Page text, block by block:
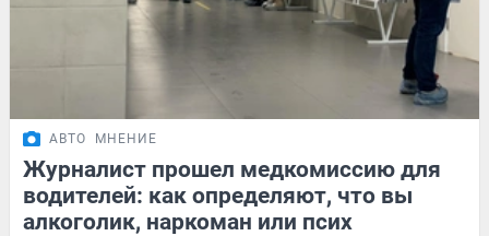
АВТО МНЕНИЕ
Журналист прошел медкомиссию для
водителей: как определяют, что вы
алкоголик, наркоман или псих